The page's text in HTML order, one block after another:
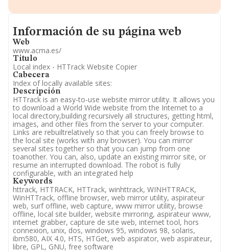
Información oficial y registral complementaria.
Informacion de su página web
Información de su página web
Web
www.acma.es/
Titulo
Local index - HTTrack Website Copier
Cabecera
Index of locally available sites:
Descripción
HTTrack is an easy-to-use website mirror utility. It allows you
to download a World Wide website from the Internet to a
local directory,building recursively all structures, getting html,
images, and other files from the server to your computer.
Links are rebuiltrelatively so that you can freely browse to
the local site (works with any browser). You can mirror
several sites together so that you can jump from one
toanother. You can, also, update an existing mirror site, or
resume an interrupted download. The robot is fully
configurable, with an integrated help
Keywords
httrack, HTTRACK, HTTrack, winhttrack, WINHTTRACK,
WinHTTrack, offline browser, web mirror utility, aspirateur
web, surf offline, web capture, www mirror utility, browse
offline, local site builder, website mirroring, aspirateur www,
internet grabber, capture de site web, internet tool, hors
connexion, unix, dos, windows 95, windows 98, solaris,
ibm580, AIX 4.0, HTS, HTGet, web aspirator, web aspirateur,
libre, GPL, GNU, free software